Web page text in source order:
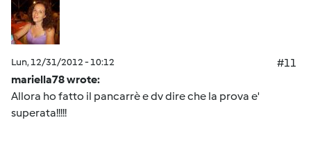
Lun, 12/31/2012 - 10:12
#11
mariella78 wrote:
Allora ho fatto il pancarrè e dv dire che la prova e'
superata!!!!!